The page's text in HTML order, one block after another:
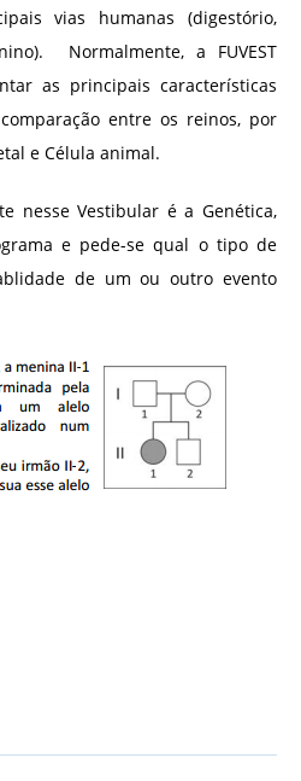
vias humanas (digestório,
Normalmente, a FUVEST
as principais características
entre os reinos, por
e Célula animal.
nesse Vestibular é a Genética,
e pede-se qual o tipo de
de um ou outro evento